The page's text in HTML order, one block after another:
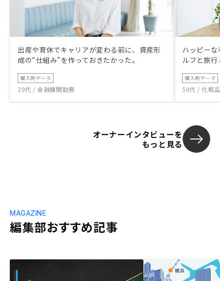
出産や育休でキャリアが変わる前に、資産形
成の“仕組み”を作っておきたかった。
購入時データ
20代 / 金融機関勤務
ハッピー
ルフと旅
購入時データ
50代 / 化粧
オーナーインタビューを
もっと見る
編集部おすすめ記事
MAGAZINE